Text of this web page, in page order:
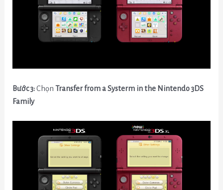
Bước 3:ChọnTransfer from a Systerm in the Nintendo 3DS
Family